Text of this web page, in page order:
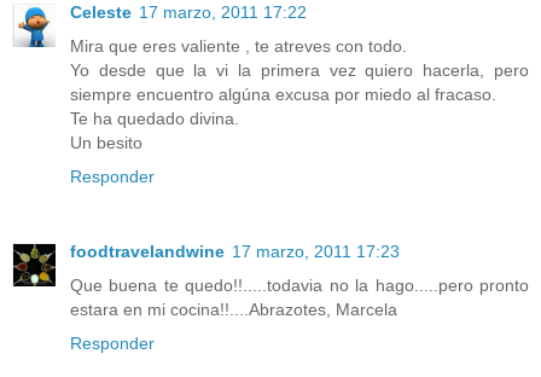
Celeste 17 marzo, 2011 17:22
Mira que eres valiente , te atreves con todo.
Yo desde que la vi la primera vez quiero hacerla, pero
siempre encuentro algúna excusa por miedo al fracaso.
Te ha quedado divina.
Un besito
Responder
foodtravelandwine 17 marzo, 2011 17:23
Que buena te quedo!!.....todavia no la hago.....pero pronto
estara en mi cocina!!....Abrazotes, Marcela
Responder